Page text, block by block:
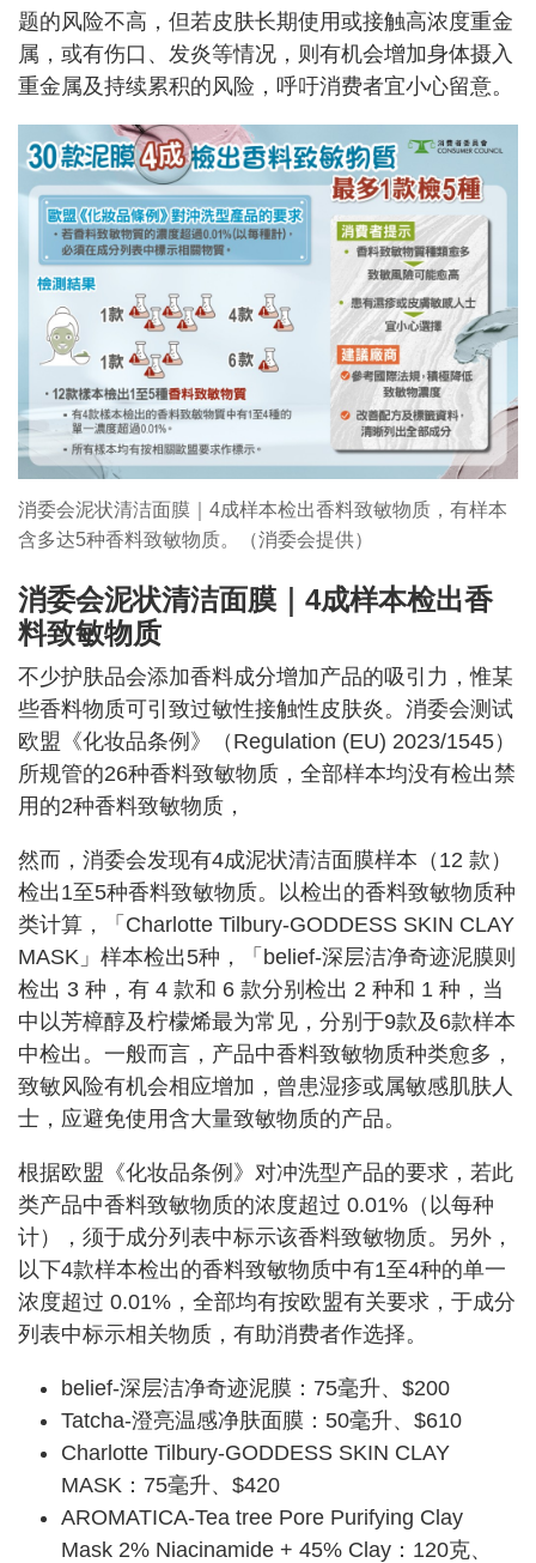
题的风险不高，但若皮肤长期使用或接触高浓度重金
属，或有伤口、发炎等情况，则有机会增加身体摄入
重金属及持续累积的风险，呼吁消费者宜小心留意。
消委会泥状清洁面膜｜4成样本检出香料致敏物质，有样本
含多达5种香料致敏物质。（消委会提供）
消委会泥状清洁面膜｜4成样本检出香
料致敏物质
不少护肤品会添加香料成分增加产品的吸引力，惟某
些香料物质可引致过敏性接触性皮肤炎。消委会测试
欧盟《化妆品条例》（Regulation (EU) 2023/1545）
所规管的26种香料致敏物质，全部样本均没有检出禁
用的2种香料致敏物质，
然而，消委会发现有4成泥状清洁面膜样本（12 款）
检出1至5种香料致敏物质。以检出的香料致敏物质种
类计算，「Charlotte Tilbury-GODDESS SKIN CLAY
MASK」样本检出5种，「belief-深层洁净奇迹泥膜则
检出 3 种，有 4 款和 6 款分别检出 2 种和 1 种，当
中以芳樟醇及柠檬烯最为常见，分别于9款及6款样本
中检出。一般而言，产品中香料致敏物质种类愈多，
致敏风险有机会相应增加，曾患湿疹或属敏感肌肤人
士，应避免使用含大量致敏物质的产品。
根据欧盟《化妆品条例》对冲洗型产品的要求，若此
类产品中香料致敏物质的浓度超过 0.01%（以每种
计），须于成分列表中标示该香料致敏物质。另外，
以下4款样本检出的香料致敏物质中有1至4种的单一
浓度超过 0.01%，全部均有按欧盟有关要求，于成分
列表中标示相关物质，有助消费者作选择。
belief-深层洁净奇迹泥膜：75毫升、$200
Tatcha-澄亮温感净肤面膜：50毫升、$610
Charlotte Tilbury-GODDESS SKIN CLAY
MASK：75毫升、$420
AROMATICA-Tea tree Pore Purifying Clay
Mask 2% Niacinamide + 45% Clay：120克、